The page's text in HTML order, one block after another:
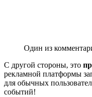
Один из
С другой стороны, это
рекламной платформы
для обычных
событий!